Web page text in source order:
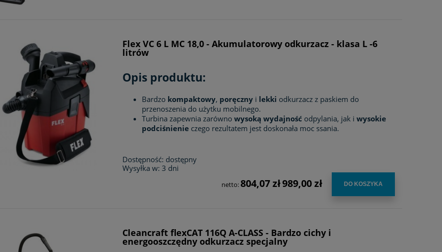
Flex VC 6 L MC 18,0 - Akumulatorowy odkurzacz - klasa L -6
litrów
Opis produktu:
Bardzo kompaktowy, poręczny i lekki odkurzacz z paskiem do
przenoszenia do użytku mobilnego.
Turbina zapewnia zarównowysoką wydajność odpylania, jak iwysokie
podciśnienie czego rezultatem jest doskonała moc ssania.
Dostępność: dostępny
Wysyłka w: 3 dni
netto:804,07 zł989,00 zł DO KOSZYKA
Cleancraft flexCAT 116Q A-CLASS - Bardzo cichy i
energooszczędny odkurzacz specjalny